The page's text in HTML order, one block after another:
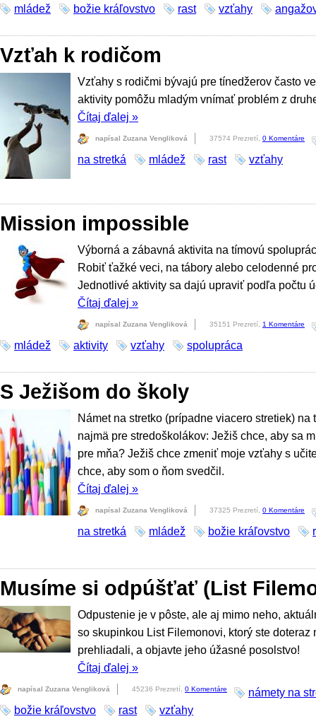
mládež
božie kráľovstvo rast vzťahy
Vzťah k rodičom
Vzťahy s rodičmi bývajú pre tínedžerov často
aktivity pomôžu mladým vnímať problém z
Čítaj ďalej »
napísal Zuzana Vengliková 37574 Prezretí, 0 Komentáre
na stretká mládež rast vzťahy
Mission impossible
Výborná a zábavná aktivita na tímovú
Robiť ťažké veci, na tábory alebo celodenné
Jednotlivé aktivity sa dajú upraviť podľa počtu
Čítaj ďalej »
napísal Zuzana Vengliková 35151 Prezretí, 1 Komentáre
mládež aktivity vzťahy spolupráca
S Ježišom do školy
Námet na stretko (prípadne viacero stretiek) na
najmä pre stredoškolákov: Ježiš chce, aby sa
pre mňa? Ježiš chce zmeniť moje vzťahy s
chce, aby som o ňom svedčil.
Čítaj ďalej »
napísal Zuzana Vengliková 37325 Prezretí, 0 Komentáre
na stretká mládež božie kráľovstvo
Musíme si odpúšťať (List
Odpustenie je v pôste, ale aj mimo neho,
so skupinkou List Filemonovi, ktorý ste doteraz
prehliadali, a objavte jeho úžasné posolstvo!
Čítaj ďalej »
napísal Zuzana Vengliková 45236 Prezretí, 0 Komentáre
námety na
božie kráľovstvo
rast vzťahy